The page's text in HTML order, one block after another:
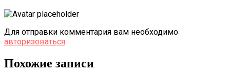
Для отправки комментария вам необходимо
авторизоваться.
Похожие записи